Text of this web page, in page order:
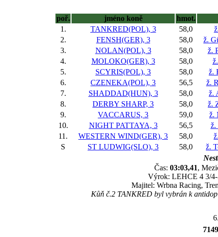
poř. jméno koně
hmot.
1.
TANKRED(POL), 3 58,0
2.
FENSH(GER), 3 58,0
ž.
3.
NOLAN(POL), 3 58,0
ž.
4.
MOLOKO(GER), 3 58,0
5.
SCYRIS(POL), 3 58,0
ž.
6.
CZENEKA(POL), 3 56,5
ž.
7.
SHADDAD(HUN), 3 58,0
ž.
8.
DERBY SHARP, 3 58,0
ž.
9.
VACCARUS, 3 59,0
ž.
10.
NIGHT PATTAYA, 3 56,5
ž.
11.
WESTERN WIND(GER), 3 58,0
S
ST LUDWIG(SLO), 3 58,0
ž.
Čas: 03:03,41,
Výrok: LEHCE 4 3/4-
Majitel: Wrbna Racing,
Kůň č.2 TANKRED byl vybrán k